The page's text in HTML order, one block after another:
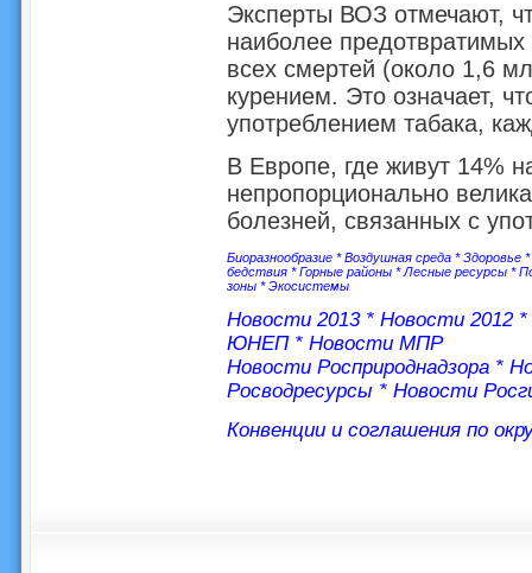
Эксперты ВОЗ отмечают,
наиболее
всех смертей (около 1,6
курением. Это означает,
употреблением табака,
В Европе, где живут 14%
непропорционально
болезней, связанных с
Биоразнообразие *Воздушная среда *Здоровье *
бедствия *Горные районы *Лесные ресурсы *
зоны *Экосистемы
Новости 2013* Новости 2012*
ЮНЕП* Новости МПР
Новости Росприроднадзора*
Росводресурсы * Новости
Конвенции и соглашения по